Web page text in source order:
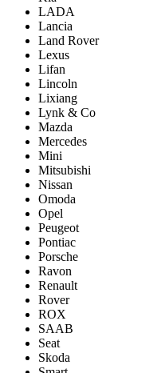
LADA
Lancia
Land Rover
Lexus
Lifan
Lincoln
Lixiang
Lynk & Co
Mazda
Mercedes
Mini
Mitsubishi
Nissan
Omoda
Opel
Peugeot
Pontiac
Porsсhe
Ravon
Renault
Rover
ROX
SAAB
Seat
Skoda